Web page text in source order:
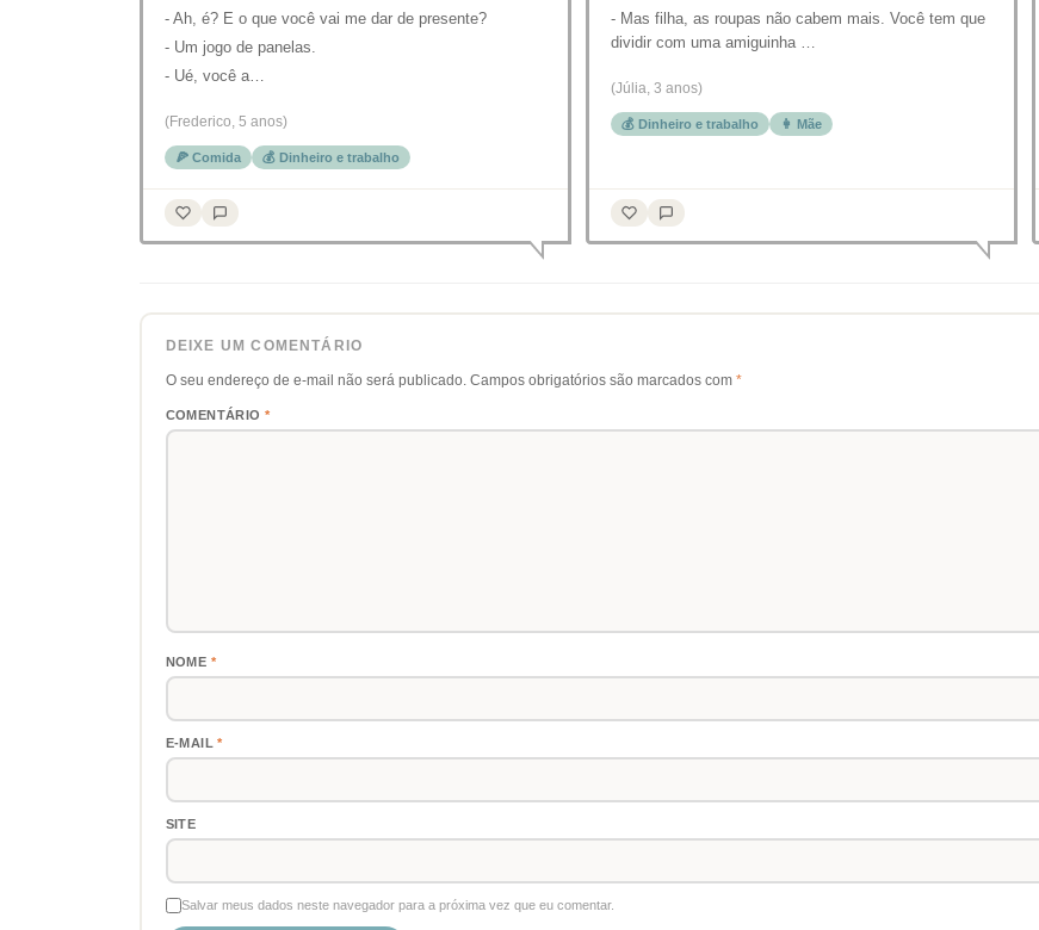
- Ah, é? E o que você vai me dar de presente?
- Um jogo de panelas.
- Ué, você a…
(Frederico, 5 anos)
🍕 Comida 💰 Dinheiro e trabalho
- Mas filha, as roupas não cabem mais. Você tem que
dividir com uma amiguinha …
(Júlia, 3 anos)
💰 Dinheiro e trabalho 👩 Mãe
DEIXE UM COMENTÁRIO
O seu endereço de e-mail não será publicado. Campos obrigatórios são marcados com *
COMENTÁRIO *
NOME *
E-MAIL*
SITE
Salvar meus dados neste navegador para a próxima vez que eu comentar.